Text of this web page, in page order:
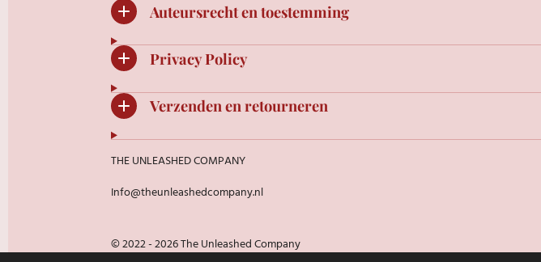
Auteursrecht en toestemming
Privacy Policy
Verzenden en retourneren
THE UNLEASHED COMPANY
Info@theunleashedcompany.nl
© 2022 - 2026 The Unleashed Company